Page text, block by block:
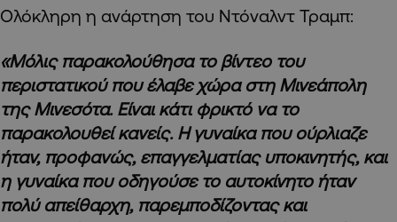
Ολόκληρη η ανάρτηση του Ντόναλντ Τραμπ:
«Μόλις παρακολούθησα το βίντεο του
περιστατικού που έλαβε χώρα στη Μινεάπολη
της Μινεσότα. Είναι κάτι φρικτό να το
παρακολουθεί κανείς. Η γυναίκα που ούρλιαζε
ήταν, προφανώς, επαγγελματίας υποκινητής, και
η γυναίκα που οδηγούσε το αυτοκίνητο ήταν
πολύ απείθαρχη, παρεμποδίζοντας και